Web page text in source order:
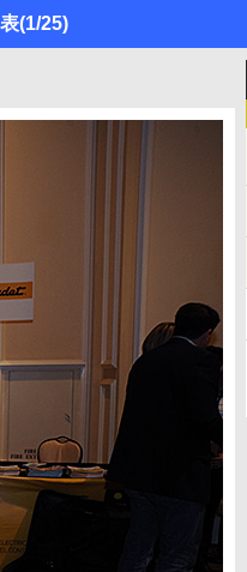
(1/25)